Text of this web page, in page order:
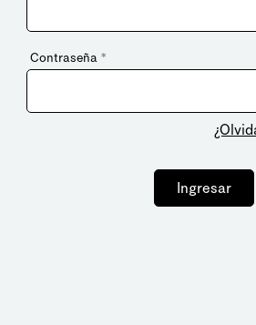
Contraseña *
Ingresar